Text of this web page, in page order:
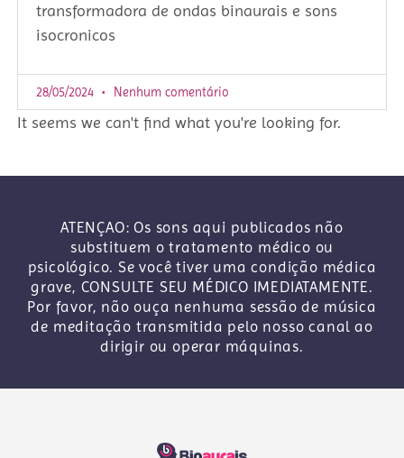
transformadora de ondas binaurais e sons
isocronicos
28/05/2024 Nenhum comentário
It seems we can't find what you're looking for.
ATENÇAO: Os sons aqui publicados não
substituem o tratamento médico ou
psicológico. Se você tiver uma condição médica
grave, CONSULTE SEU MÉDICO IMEDIATAMENTE.
Por favor, não ouça nenhuma sessão de música
de meditação transmitida pelo nosso canal ao
dirigir ou operar máquinas.